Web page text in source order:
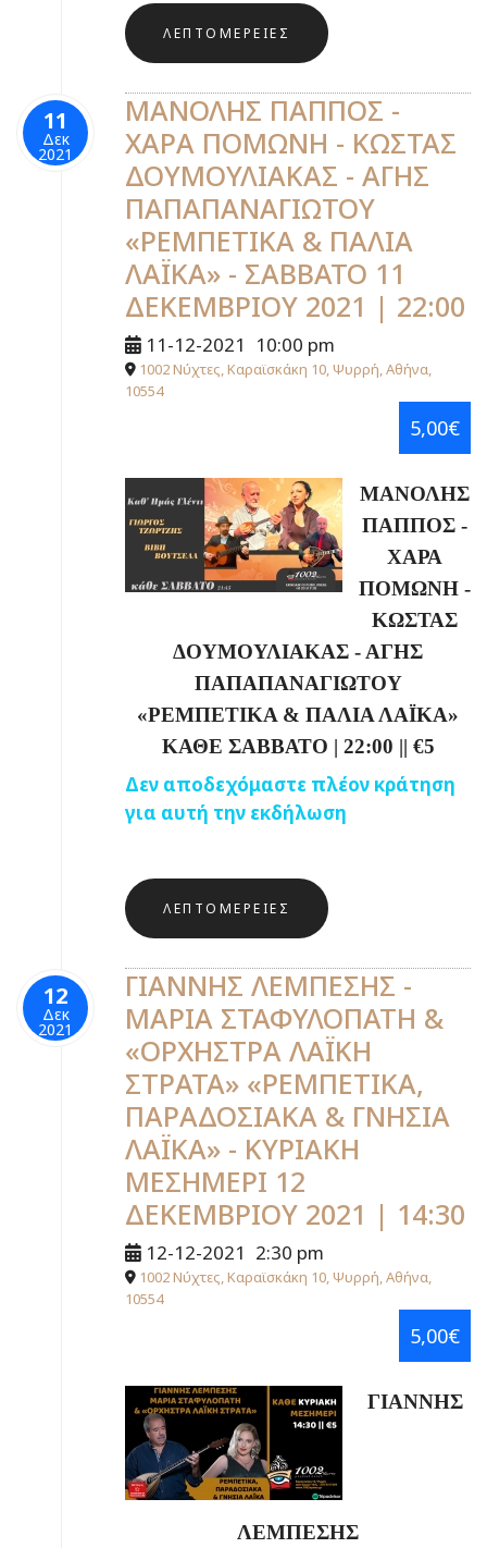
ΛΕΠΤΟΜΈΡΕΙΕΣ
11
Δεκ
2021
ΜΑΝΟΛΗΣ ΠΑΠΠΟΣ -
ΧΑΡΑ ΠΟΜΩΝΗ - ΚΩΣΤΑΣ
ΔΟΥΜΟΥΛΙΑΚΑΣ - ΑΓΗΣ
ΠΑΠΑΠΑΝΑΓΙΩΤΟΥ
«ΡΕΜΠΕΤΙΚΑ & ΠΑΛΙΑ
ΛΑΪΚΑ» - ΣΑΒΒΑΤΟ 11
ΔΕΚΕΜΒΡΙΟΥ 2021 | 22:00
11-12-2021 10:00 pm
1002 Νύχτες, Καραϊσκάκη 10, Ψυρρή, Αθήνα,
10554
5,00€
ΜΑΝΟΛΗΣ
ΠΑΠΠΟΣ -
ΧΑΡΑ
ΠΟΜΩΝΗ -
ΚΩΣΤΑΣ
ΔΟΥΜΟΥΛΙΑΚΑΣ - ΑΓΗΣ
ΠΑΠΑΠΑΝΑΓΙΩΤΟΥ
«ΡΕΜΠΕΤΙΚΑ & ΠΑΛΙΑ ΛΑΪΚΑ»
ΚΑΘΕ ΣΑΒΒΑΤΟ | 22:00 || €5
Δεν αποδεχόμαστε πλέον κράτηση
για αυτή την εκδήλωση
ΛΕΠΤΟΜΈΡΕΙΕΣ
12
Δεκ
2021
ΓΙΑΝΝΗΣ ΛΕΜΠΕΣΗΣ -
ΜΑΡΙΑ ΣΤΑΦΥΛΟΠΑΤΗ &
«ΟΡΧΗΣΤΡΑ ΛΑΪΚΗ
ΣΤΡΑΤΑ» «ΡΕΜΠΕΤΙΚΑ,
ΠΑΡΑΔΟΣΙΑΚΑ & ΓΝΗΣΙΑ
ΛΑΪΚΑ» - ΚΥΡΙΑΚΗ
ΜΕΣΗΜΕΡΙ 12
ΔΕΚΕΜΒΡΙΟΥ 2021 | 14:30
12-12-2021 2:30 pm
1002 Νύχτες, Καραϊσκάκη 10, Ψυρρή, Αθήνα,
10554
5,00€
ΓΙΑΝΝΗΣ
ΛΕΜΠΕΣΗΣ